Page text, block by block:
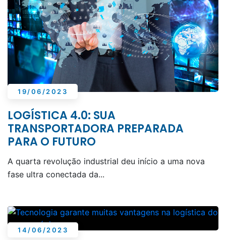
19/06/2023
LOGÍSTICA 4.0: SUA
TRANSPORTADORA PREPARADA
PARA O FUTURO
A quarta revolução industrial deu início a uma nova
fase ultra conectada da...
14/06/2023